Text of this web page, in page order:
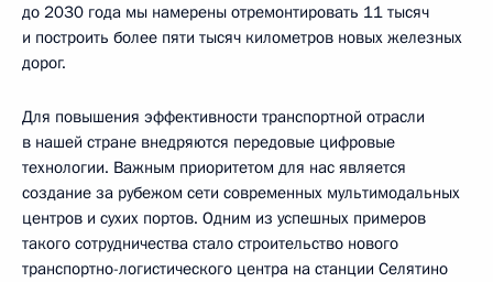
до 2030 года мы намерены отремонтировать 11 тысяч
и построить более пяти тысяч километров новых железных
дорог.
Для повышения эффективности транспортной отрасли
в нашей стране внедряются передовые цифровые
технологии. Важным приоритетом для нас является
создание за рубежом сети современных мультимодальных
центров и сухих портов. Одним из успешных примеров
такого сотрудничества стало строительство нового
транспортно-логистического центра на станции Селятино